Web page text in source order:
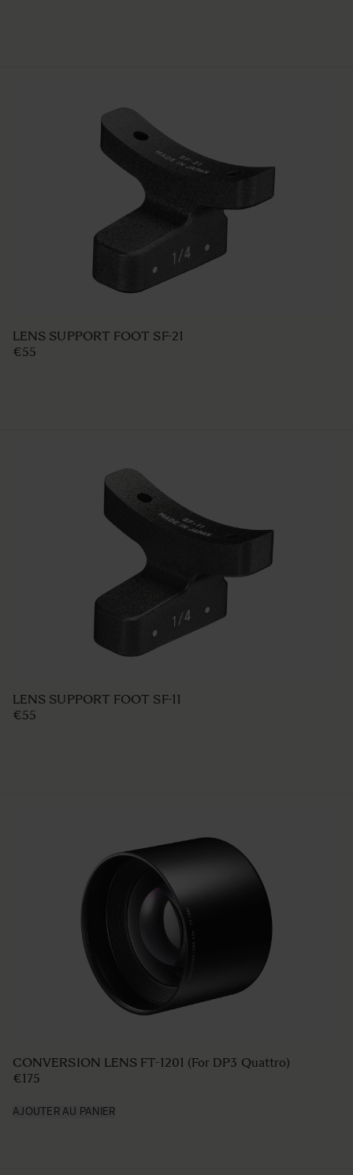
LENS SUPPORT FOOT SF-21
€55
LENS SUPPORT FOOT SF-11
€55
CONVERSION LENS FT-1201 (For DP3 Quattro)
€175
AJOUTER AU PANIER